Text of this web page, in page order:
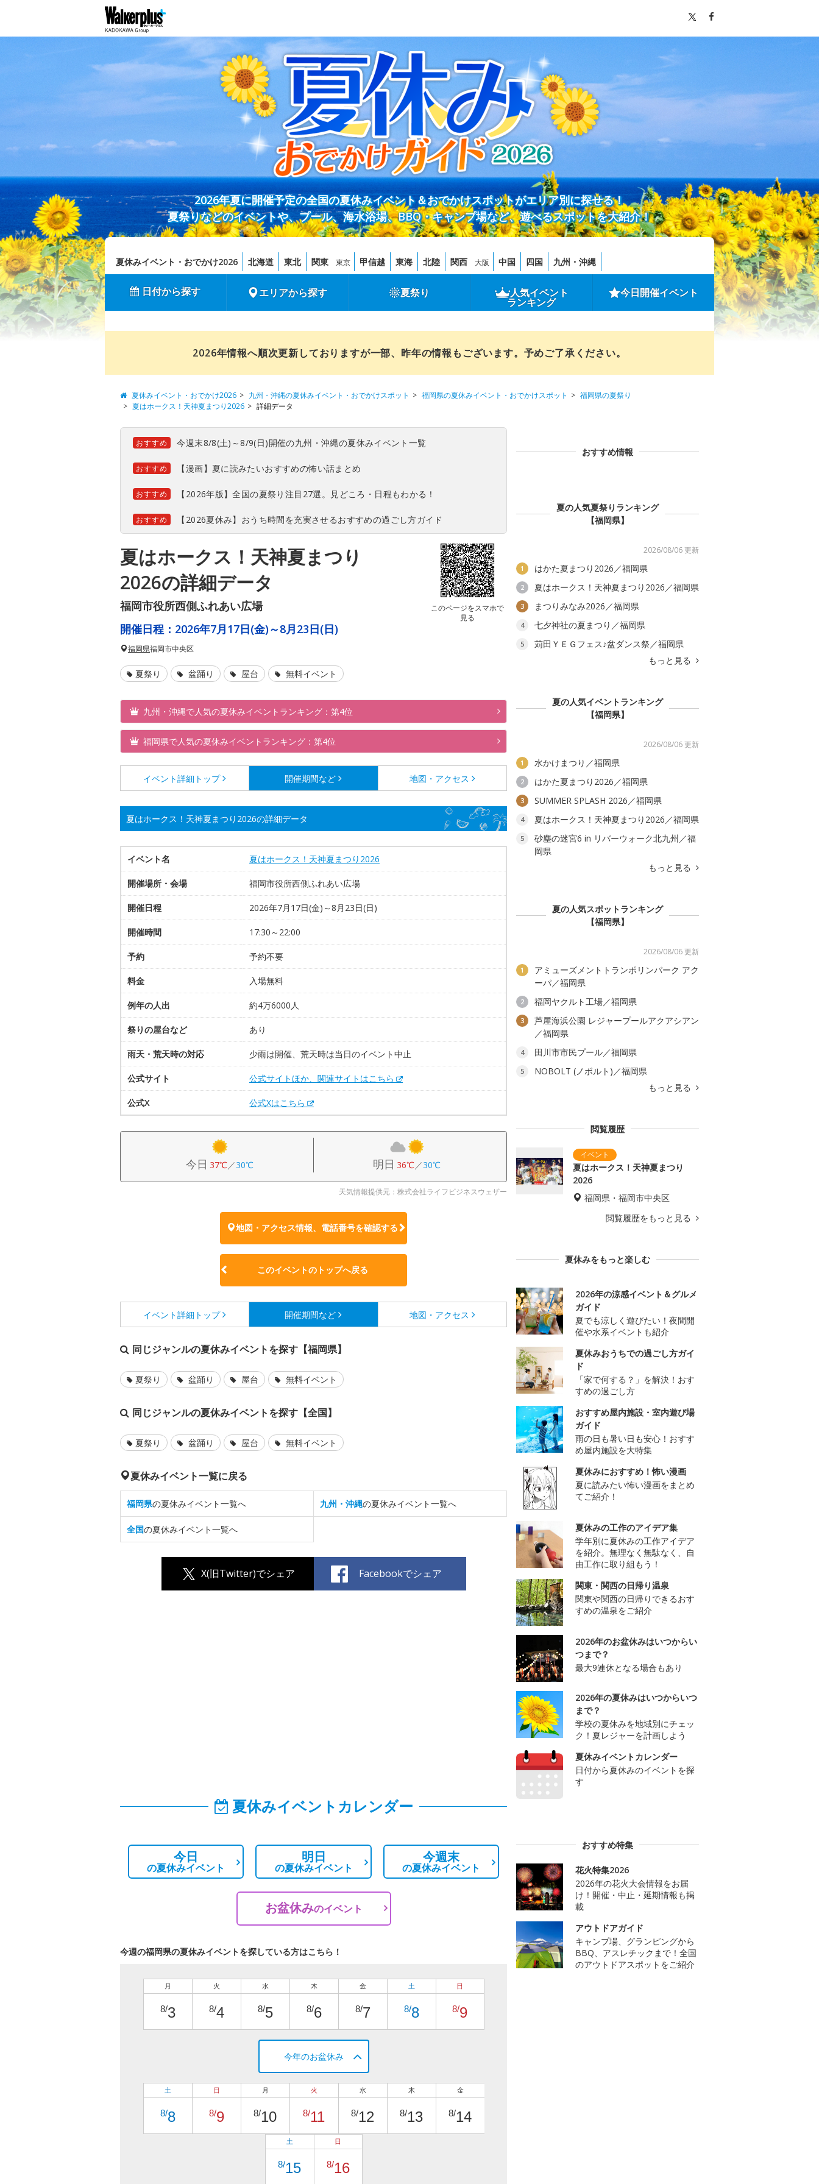
2026年夏に開催予定の全国の夏休みイベント＆おでかけスポットがエリア別に探せる！
夏祭りなどのイベントや、プール、海水浴場、BBQ・キャンプ場など、遊べるスポットを大紹介！
夏休みイベント・おでかけ2026 北海道 東北 関東 東京 甲信越 東海 北陸 関西 大阪 中国 四国 九州・沖縄
日付から探す エリアから探す 夏祭り 人気イベント
ランキング
今日開催イベント
2026年情報へ順次更新しておりますが一部、昨年の情報もございます。予めご了承ください。
夏休みイベント・おでかけ2026 九州・沖縄の夏休みイベント・おでかけスポット 福岡県の夏休みイベント・おでかけスポット
福岡県の夏祭り
夏はホークス！天神夏まつり2026
詳細データ
おすすめ 今週末8/8(土)～8/9(日)開催の九州・沖縄の夏休みイベント一覧
おすすめ 【漫画】夏に読みたいおすすめの怖い話まとめ
おすすめ 【2026年版】全国の夏祭り注目27選。見どころ・日程もわかる！
おすすめ 【2026夏休み】おうち時間を充実させるおすすめの過ごし方ガイド
夏はホークス！天神夏まつり
2026の詳細データ
福岡市役所西側ふれあい広場
このページをスマホで
見る
開催日程： 2026年7月17日(金)～8月23日(日)
福岡県福岡市中央区
夏祭り 盆踊り 屋台 無料イベント
九州・沖縄で人気の夏休みイベントランキング：第4位
福岡県で人気の夏休みイベントランキング：第4位
イベント詳細 トップ 開催期間など 地図・アクセス
夏はホークス！天神夏まつり2026の詳細データ
イベント名 夏はホークス！天神夏まつり2026
開催場所・会場 福岡市役所西側ふれあい広場
開催日程 2026年7月17日(金)～8月23日(日)
開催時間 17:30～22:00
予約 予約不要
料金 入場無料
例年の人出 約4万6000人
祭りの屋台など あり
雨天・荒天時の対応 少雨は開催、荒天時は当日のイベント中止
公式サイト 公式サイトほか、関連サイトはこちら
公式X 公式Xはこちら
今日 37℃／30℃ 明日 36℃／30℃
天気情報提供元：株式会社ライフビジネスウェザー
地図・アクセス情報、電話番号を確認する
このイベントのトップへ戻る
イベント詳細 トップ 開催期間など 地図・アクセス
同じジャンルの夏休みイベントを探す【福岡県】
夏祭り 盆踊り 屋台 無料イベント
同じジャンルの夏休みイベントを探す【全国】
夏祭り 盆踊り 屋台 無料イベント
夏休みイベント一覧に戻る
福岡県の夏休みイベント一覧へ 九州・沖縄の夏休みイベント一覧へ
全国の夏休みイベント一覧へ
X(旧Twitter)でシェア Facebookでシェア
夏休みイベントカレンダー
今日
の夏休みイベント
明日
の夏休みイベント
今週末
の夏休みイベント
お盆休みのイベント
今週の福岡県の夏休みイベントを探している方はこちら！
月
8/3
火
8/4
水
8/5
木
8/6
金
8/7
土
8/8
日
8/9
今年のお盆休み
土
8/8
日
8/9
月
8/10
火
8/11
水
8/12
木
8/13
金
8/14
土
8/15
日
8/16
おすすめ情報
夏の人気夏祭りランキング
【福岡県】
2026/08/06 更新
1 はかた夏まつり2026／福岡県
2 夏はホークス！天神夏まつり2026／福岡県
3 まつりみなみ2026／福岡県
4 七夕神社の夏まつり／福岡県
5
苅田ＹＥＧフェス♪盆ダンス祭／福岡県
もっと見る
夏の人気イベントランキング
【福岡県】
2026/08/06 更新
1 水かけまつり／福岡県
2 はかた夏まつり2026／福岡県
3 SUMMER SPLASH 2026／福岡県
4 夏はホークス！天神夏まつり2026／福岡県
5
砂塵の迷宮6 in リバーウォーク北九州／福
岡県
もっと見る
夏の人気スポットランキング
【福岡県】
2026/08/06 更新
1
アミューズメントトランポリンパーク アク
ーパ／福岡県
2 福岡ヤクルト工場／福岡県
3
芦屋海浜公園 レジャープールアクアシアン
／福岡県
4 田川市市民プール／福岡県
5
NOBOLT (ノボルト)／福岡県
もっと見る
閲覧履歴
夏はホークス！天神夏まつり
2026
福岡県・福岡市中央区
閲覧履歴をもっと見る
夏休みをもっと楽しむ
2026年の涼感イベント＆グルメ
ガイド
夏でも涼しく遊びたい！夜間開
催や水系イベントも紹介
夏休みおうちでの過ごし方ガイ
ド
「家で何する？」を解決！おす
すめの過ごし方
おすすめ屋内施設・室内遊び場
ガイド
雨の日も暑い日も安心！おすす
め屋内施設を大特集
夏休みにおすすめ！怖い漫画
夏に読みたい怖い漫画をまとめ
てご紹介！
夏休みの工作のアイデア集
学年別に夏休みの工作アイデア
を紹介。無理なく無駄なく、自
由工作に取り組もう！
関東・関西の日帰り温泉
関東や関西の日帰りできるおす
すめの温泉をご紹介
2026年のお盆休みはいつからい
つまで？
最大9連休となる場合もあり
2026年の夏休みはいつからいつ
まで？
学校の夏休みを地域別にチェッ
ク！夏レジャーを計画しよう
夏休みイベントカレンダー
日付から夏休みのイベントを探
す
おすすめ特集
花火特集2026
2026年の花火大会情報をお届
け！開催・中止・延期情報も掲
載
アウトドアガイド
キャンプ場、グランピングから
BBQ、アスレチックまで！全国
のアウトドアスポットをご紹介